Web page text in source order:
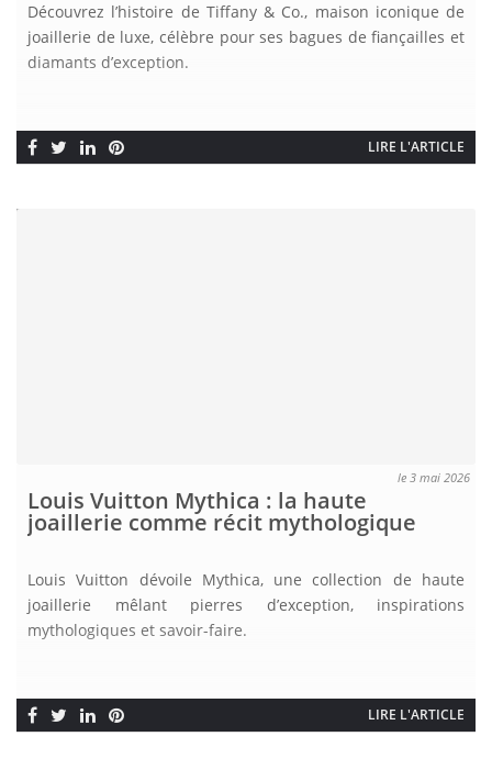
Découvrez l’histoire de Tiffany & Co., maison iconique de
joaillerie de luxe, célèbre pour ses bagues de fiançailles et
diamants d’exception.
LIRE L'ARTICLE
le 3 mai 2026
Louis Vuitton Mythica : la haute
joaillerie comme récit mythologique
Louis Vuitton dévoile Mythica, une collection de haute
joaillerie mêlant pierres d’exception, inspirations
mythologiques et savoir-faire.
LIRE L'ARTICLE